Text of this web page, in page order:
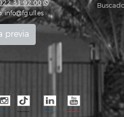
31 92 00
info@fg.ull.es
previa